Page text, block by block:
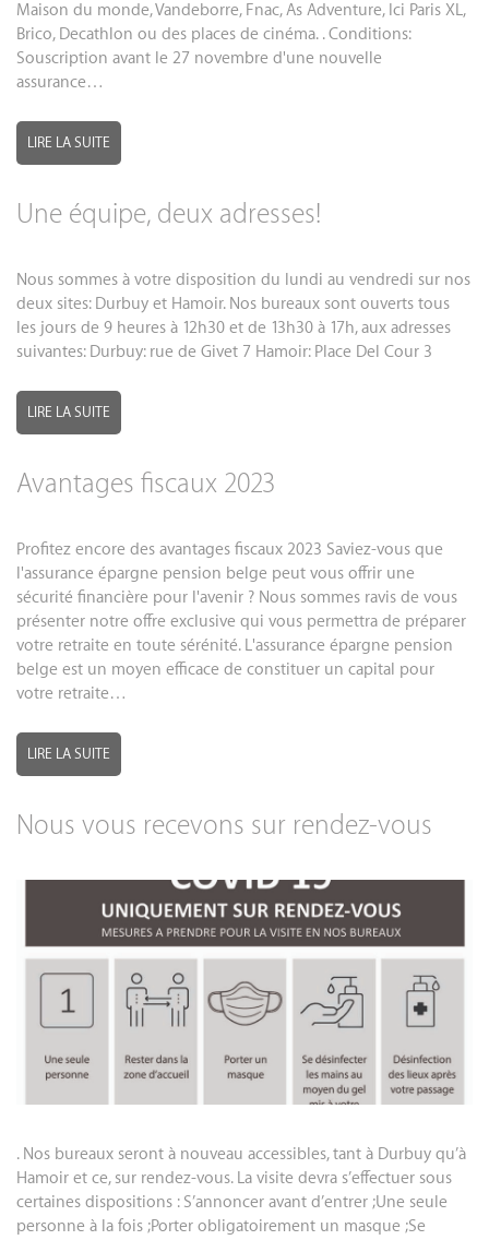
Maison du monde, Vandeborre, Fnac, As Adventure, Ici Paris XL,
Brico, Decathlon ou des places de cinéma. . Conditions:
Souscription avant le 27 novembre d'une nouvelle
assurance…
LIRE LA SUITE
Une équipe, deux adresses!
Nous sommes à votre disposition du lundi au vendredi sur nos
deux sites: Durbuy et Hamoir. Nos bureaux sont ouverts tous
les jours de 9 heures à 12h30 et de 13h30 à 17h, aux adresses
suivantes: Durbuy: rue de Givet 7 Hamoir: Place Del Cour 3
LIRE LA SUITE
Avantages fiscaux 2023
Profitez encore des avantages fiscaux 2023 Saviez-vous que
l'assurance épargne pension belge peut vous offrir une
sécurité financière pour l'avenir ? Nous sommes ravis de vous
présenter notre offre exclusive qui vous permettra de préparer
votre retraite en toute sérénité. L'assurance épargne pension
belge est un moyen efficace de constituer un capital pour
votre retraite…
LIRE LA SUITE
Nous vous recevons sur rendez-vous
. Nos bureaux seront à nouveau accessibles, tant à Durbuy qu’à
Hamoir et ce, sur rendez-vous. La visite devra s’effectuer sous
certaines dispositions : S’annoncer avant d’entrer ;Une seule
personne à la fois ;Porter obligatoirement un masque ;Se